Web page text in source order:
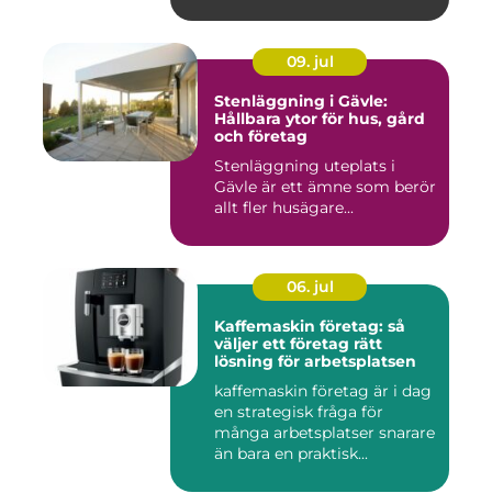
09. jul
Stenläggning i Gävle:
Hållbara ytor för hus, gård
och företag
Stenläggning uteplats i
Gävle är ett ämne som berör
allt fler husägare...
06. jul
Kaffemaskin företag: så
väljer ett företag rätt
lösning för arbetsplatsen
kaffemaskin företag är i dag
en strategisk fråga för
många arbetsplatser snarare
än bara en praktisk...